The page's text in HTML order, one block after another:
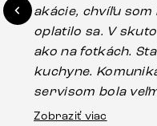
akácie, chvíľu som
oplatilo sa. V
ako na fotkách.
kuchyne.
servisom bola
stola bolo malé
Zobraziť viac